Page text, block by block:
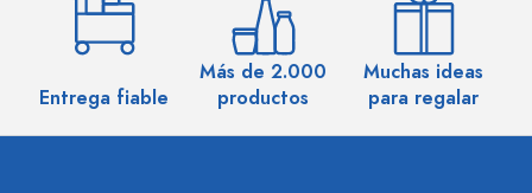
Entrega fiable
Más de 2.000
productos
Muchas ideas
para regalar